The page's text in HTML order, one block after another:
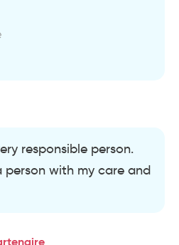
responsible person.
person with my care and